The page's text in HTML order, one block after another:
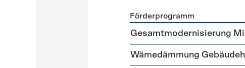
Förderprogramme
Förderprogramm
Gesamtmodernisierung
Wämedämmung